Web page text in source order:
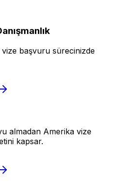
başvuru sürecinizde
almadan Amerika vize
kapsar.